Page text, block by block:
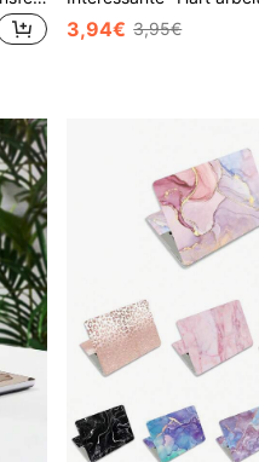
3,94€ 3,95€